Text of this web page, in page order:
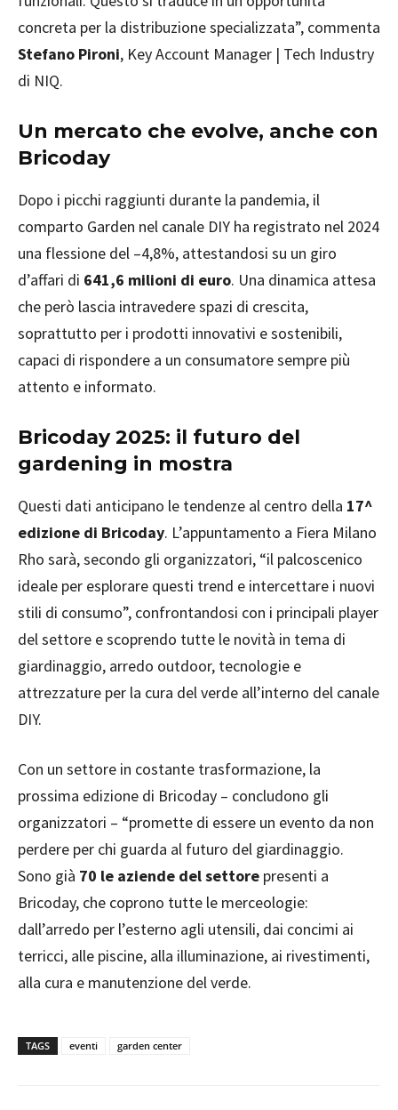
concreta per la distribuzione specializzata”, commenta
Stefano Pironi, Key Account Manager | Tech Industry
di NIQ.
Un mercato che evolve, anche con
Bricoday
Dopo i picchi raggiunti durante la pandemia, il
comparto Garden nel canale DIY ha registrato nel 2024
una flessione del –4,8%, attestandosi su un giro
d’affari di 641,6 milioni di euro. Una dinamica attesa
che però lascia intravedere spazi di crescita,
soprattutto per i prodotti innovativi e sostenibili,
capaci di rispondere a un consumatore sempre più
attento e informato.
Bricoday 2025: il futuro del
gardening in mostra
Questi dati anticipano le tendenze al centro della 17^
edizione di Bricoday. L’appuntamento a Fiera Milano
Rho sarà, secondo gli organizzatori, “il palcoscenico
ideale per esplorare questi trend e intercettare i nuovi
stili di consumo”, confrontandosi con i principali player
del settore e scoprendo tutte le novità in tema di
giardinaggio, arredo outdoor, tecnologie e
attrezzature per la cura del verde all’interno del canale
DIY.
Con un settore in costante trasformazione, la
prossima edizione di Bricoday – concludono gli
organizzatori – “promette di essere un evento da non
perdere per chi guarda al futuro del giardinaggio.
Sono già 70 le aziende del settore presenti a
Bricoday, che coprono tutte le merceologie:
dall’arredo per l’esterno agli utensili, dai concimi ai
terricci, alle piscine, alla illuminazione, ai rivestimenti,
alla cura e manutenzione del verde.
TAGS eventi garden center